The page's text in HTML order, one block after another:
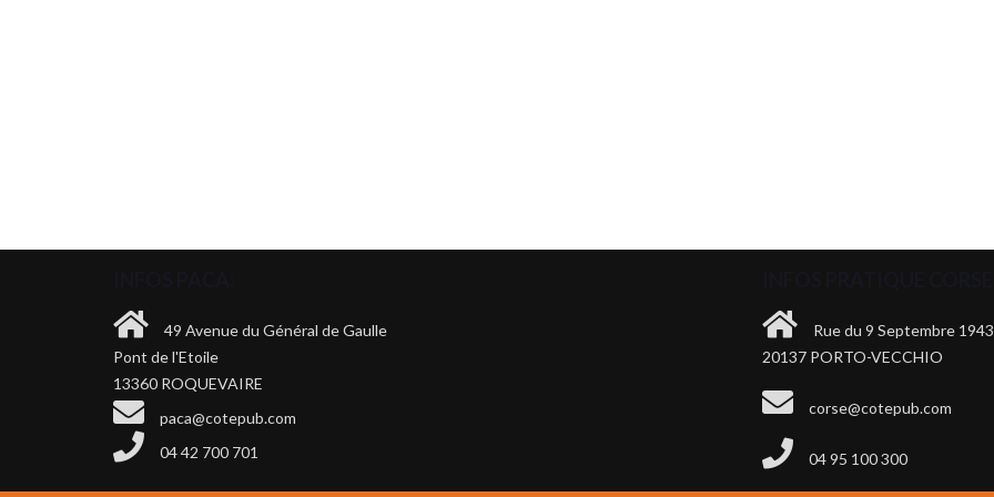
49 Avenue du Général de Gaulle
Pont de l'Etoile
13360 ROQUEVAIRE
paca@cotepub.com
04 42 700 701
Rue du 9 Septembre 1943
20137 PORTO-VECCHIO
corse@cotepub.com
04 95 100 300